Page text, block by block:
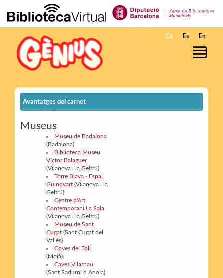
Salta al contingut principal
Ca Es En
Avantatges del carnet
Museus
Museu de Badalona
(Badalona)
Biblioteca Museu
Víctor Balaguer
(Vilanova i la Geltrú)
Torre Blava - Espai
Guinovart (Vilanova i la
Geltrú)
Centre d'Art
Contemporani La Sala
(Vilanova i la Geltrú)
Museu de Sant
Cugat (Sant Cugat del
Vallès)
Coves del Toll
(Moià)
Caves Vilarnau
(Sant Sadurní d Anoia)